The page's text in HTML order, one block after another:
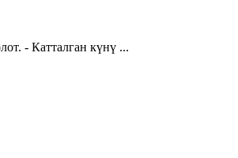
- Катталган күнү ...